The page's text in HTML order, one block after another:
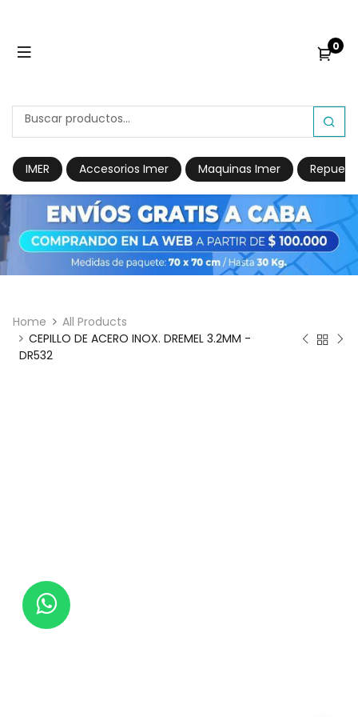
0
IMER Accesorios Imer Maquinas Imer
Home
All Products
CEPILLO DE ACERO INOX. DREMEL 3.2MM -
DR532